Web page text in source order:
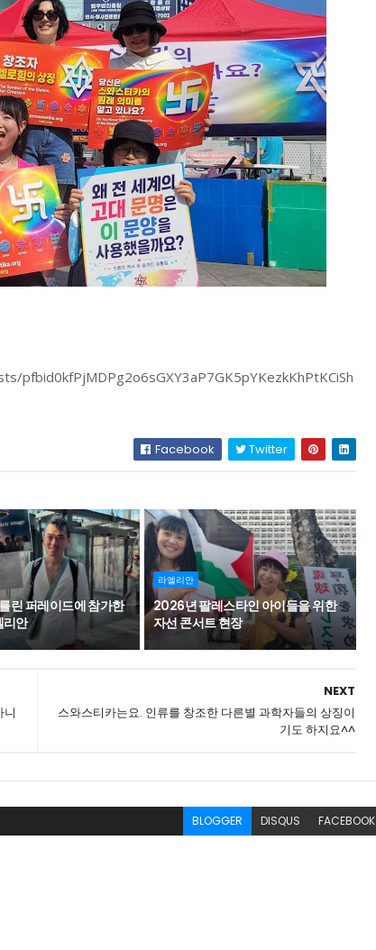
pfbid0kfPjMDPg2o6sGXY3aP7GK5pYKezkKhPtKCiSh
Facebook Twitter
린 퍼레이드에 참가한
리안
라엘리안
2026년 팔레스타인 아이들을 위한
자선 콘서트 현장
NEXT
스와스티카는요. 인류를 창조한 다른별 과학자들의 상징이
기도 하지요^^
니
BLOGGER DISQUS FACEBOOK